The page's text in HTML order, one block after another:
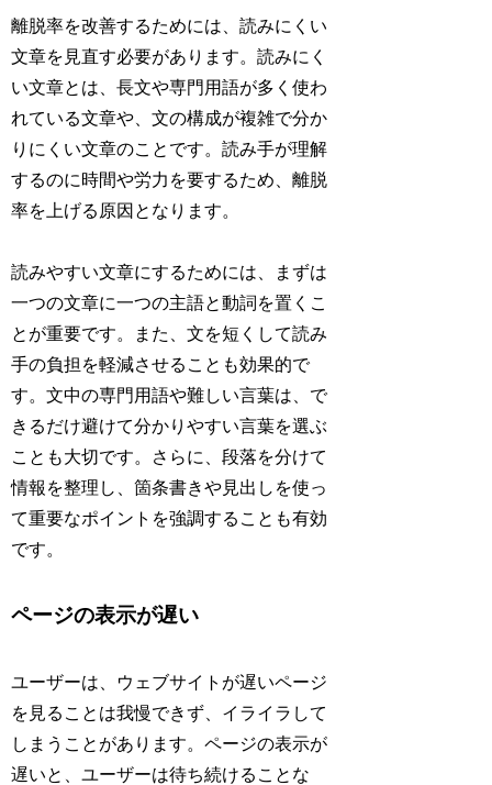
離脱率を改善するためには、読みにくい
文章を見直す必要があります。読みにく
い文章とは、長文や専門用語が多く使わ
れている文章や、文の構成が複雑で分か
りにくい文章のことです。読み手が理解
するのに時間や労力を要するため、離脱
率を上げる原因となります。
読みやすい文章にするためには、まずは
一つの文章に一つの主語と動詞を置くこ
とが重要です。また、文を短くして読み
手の負担を軽減させることも効果的で
す。文中の専門用語や難しい言葉は、で
きるだけ避けて分かりやすい言葉を選ぶ
ことも大切です。さらに、段落を分けて
情報を整理し、箇条書きや見出しを使っ
て重要なポイントを強調することも有効
です。
ページの表示が遅い
ユーザーは、ウェブサイトが遅いページ
を見ることは我慢できず、イライラして
しまうことがあります。ページの表示が
遅いと、ユーザーは待ち続けることな